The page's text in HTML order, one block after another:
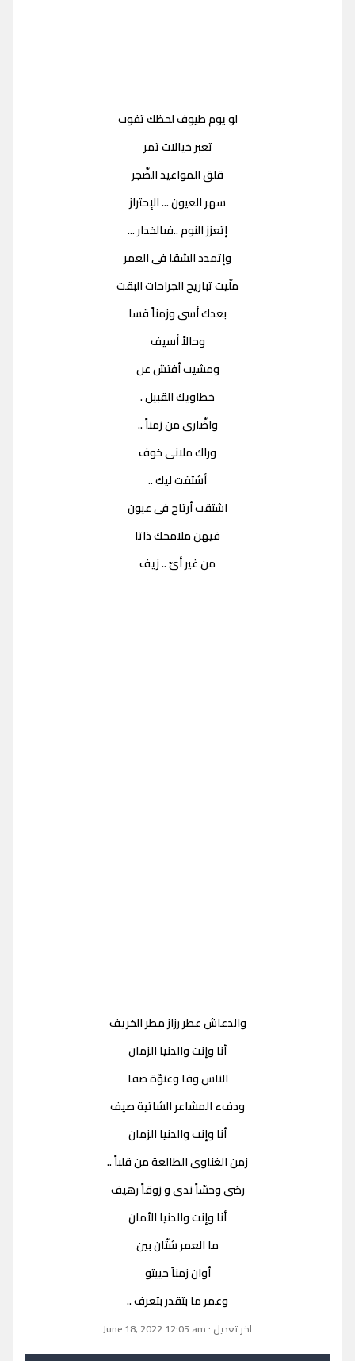
لو يوم طيوف لحظك تفوت
تعبر خيالات تمر
قلق المواعيد الضّجر
سهر العيون ... الإحتراز
إتعزز النوم ..فىالخدار ...
وإتمدد الشقا فى العمر
ملّيت تباريح الجراحات البقت
بعدك أسى وزمناً قسا
وحالاً أسيف
ومشيت أفتش عن
خطاويك القبيل .
واضّارى من زمناً ..
وراك ملانى خوف
أشتقت ليك ..
اشتقت أرتاح فى عيون
فيهن ملامحك ذاتا
من غير أىّ .. زيف
والدعاش عطر رزاز مطر الخريف
أنا وإنت والدنيا الزمان
الناس وفا وغنوّة صفا
ودفء المشاعر الشاتية صيف
أنا وإنت والدنيا الزمان
زمن الغناوى الطالعة من قلباً ..
رضى وحسّاً ندى و زوقاً رهيف
أنا وإنت والدنيا الأمان
ما العمر شتّان بين
أوان زمناً حييتو
وعمر ما بتقدر بتعرف ..
اخر تعديل : June 18, 2022 12:05 am